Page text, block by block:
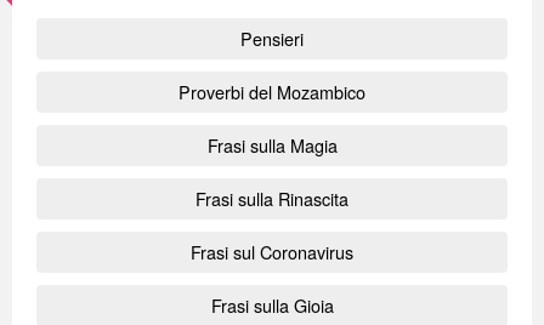
Pensieri
Proverbi del Mozambico
Frasi sulla Magia
Frasi sulla Rinascita
Frasi sul Coronavirus
Frasi sulla Gioia